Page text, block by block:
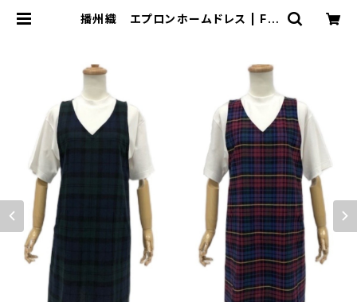
播州織 エプロンホームドレス | FU